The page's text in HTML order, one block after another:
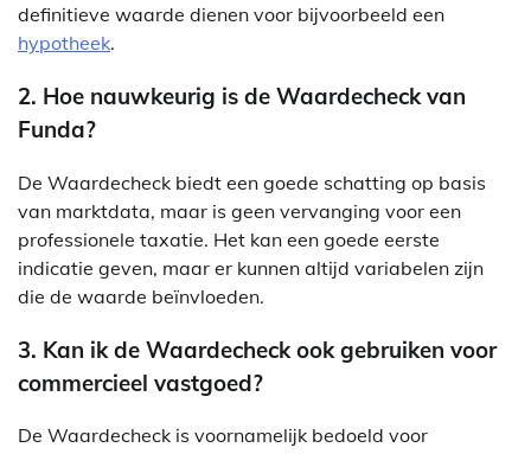
definitieve waarde dienen voor bijvoorbeeld een
hypotheek.
2. Hoe nauwkeurig is de Waardecheck van
Funda?
De Waardecheck biedt een goede schatting op basis
van marktdata, maar is geen vervanging voor een
professionele taxatie. Het kan een goede eerste
indicatie geven, maar er kunnen altijd variabelen zijn
die de waarde beïnvloeden.
3. Kan ik de Waardecheck ook gebruiken voor
commercieel vastgoed?
De Waardecheck is voornamelijk bedoeld voor